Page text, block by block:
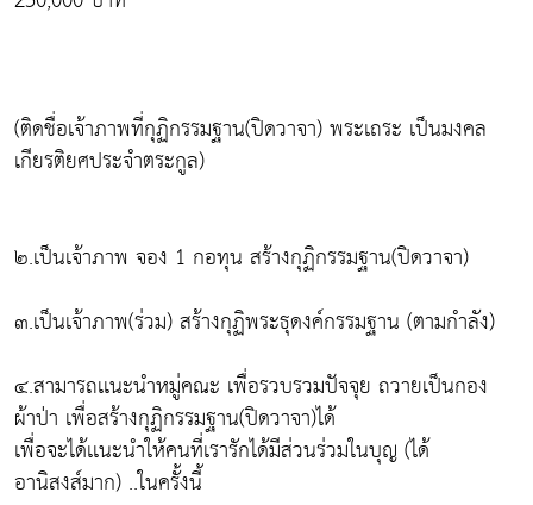
(ติดชื่อเจ้าภาพที่กุฏิกรรมฐาน(ปิดวาจา) พระเถระ เป็นมงคล
เกียรติยศประจำตระกูล)
๒.เป็นเจ้าภาพ จอง 1 กอทุน สร้างกุฏิกรรมฐาน(ปิดวาจา)
๓.เป็นเจ้าภาพ(ร่วม) สร้างกุฏิพระธุดงค์กรรมฐาน (ตามกำลัง)
๔.สามารถเเนะนำหมู่คณะ เพื่อรวบรวมปัจจุย ถวายเป็นกอง
ผ้าป่า เพื่อสร้างกุฏิกรรมฐาน(ปิดวาจา)ได้
เพื่อจะได้เเนะนำให้คนที่เรารักได้มีส่วนร่วมในบุญ (ได้
อานิสงส์มาก) ..ในครั้งนี้